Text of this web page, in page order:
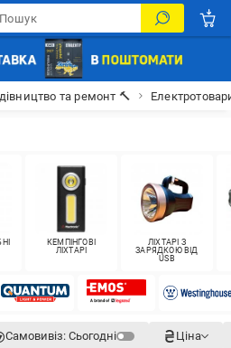
та ремонт 🔨
КЕМПІНГОВІ
ЛІХТАРІ
ЛІХТАРІ З
ЗАРЯДКОЮ ВІД
USB
Самовивіз: Сьогодні Ціна